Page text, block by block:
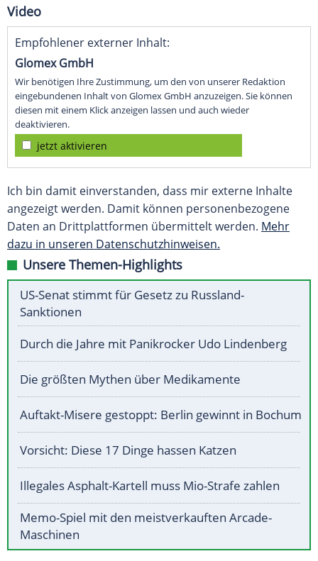
Video
Empfohlener externer Inhalt:
Glomex GmbH
Wir benötigen Ihre Zustimmung, um den von unserer Redaktion
eingebundenen Inhalt von Glomex GmbH anzuzeigen. Sie können
diesen mit einem Klick anzeigen lassen und auch wieder
deaktivieren.
jetzt aktivieren
Ich bin damit einverstanden, dass mir externe Inhalte
angezeigt werden. Damit können personenbezogene
Daten an Drittplattformen übermittelt werden. Mehr
dazu in unseren Datenschutzhinweisen.
Unsere Themen-Highlights
US-Senat stimmt für Gesetz zu Russland-
Sanktionen
Durch die Jahre mit Panikrocker Udo Lindenberg
Die größten Mythen über Medikamente
Auftakt-Misere gestoppt: Berlin gewinnt in Bochum
Vorsicht: Diese 17 Dinge hassen Katzen
Illegales Asphalt-Kartell muss Mio-Strafe zahlen
Memo-Spiel mit den meistverkauften Arcade-
Maschinen